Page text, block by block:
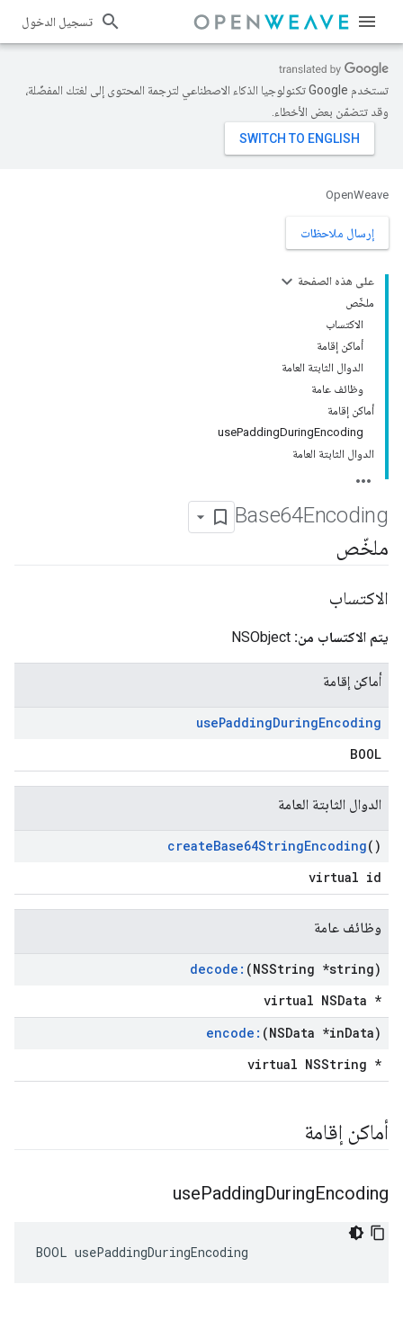
تسجيل الدخول
تستخدم Google تكنولوجيا الذكاء الاصطناعي لترجمة المحتوى إلى لغتك المفضّلة،
وقد تتضمّن بعض الأخطاء.
OpenWeave
إرسال ملاحظات
على هذه الصفحة
ملخّص
الاكتساب
أماكن إقامة
الدوال الثابتة العامة
وظائف عامة
أماكن إقامة
usePaddingDuringEncoding
الدوال الثابتة العامة
Base64Encoding
ملخّص
الاكتساب
يتم الاكتساب من: NSObject
أماكن إقامة
usePaddingDuringEncoding
BOOL
الدوال الثابتة العامة
createBase64StringEncoding()
virtual id
وظائف عامة
decode: (NSString *string)
virtual NSData *
encode: (NSData *inData)
virtual NSString *
أماكن إقامة
usePaddingDuringEncoding
BOOL usePaddingDuringEncoding